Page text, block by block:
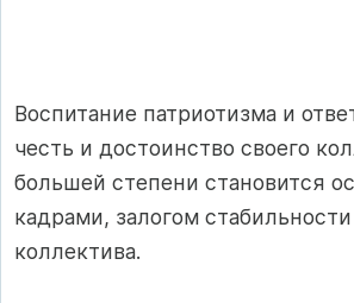
Воспитание патриотизма и
честь и достоинство своего
большей степени становится
кадрами, залогом стабильности
коллектива.